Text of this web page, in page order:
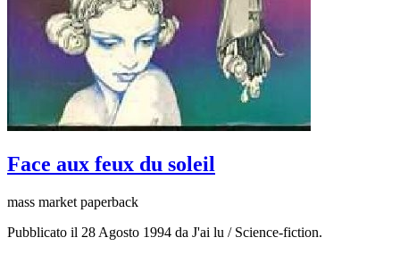
Face aux feux du soleil
mass market paperback
Pubblicato il 28 Agosto 1994 da J'ai lu / Science-fiction.